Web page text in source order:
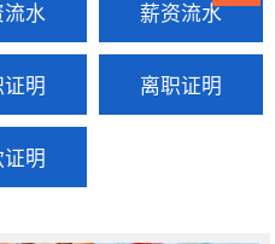
流水 薪资流水
明 离职证明
明